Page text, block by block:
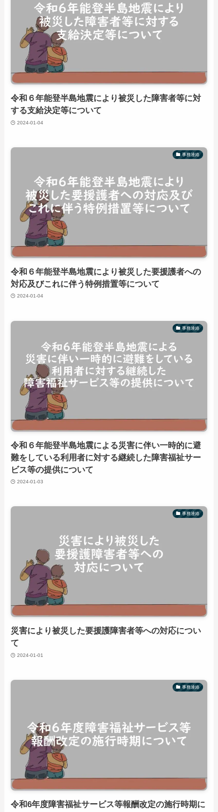
令和６年能登半島地震により被災した障害者等に対
する支給決定等について
2024-01-04
事務連絡
令和６年能登半島地震により被災した要援護者への
対応及びこれに伴う特例措置等について
2024-01-04
事務連絡
令和６年能登半島地震による災害に伴い一時的に避
難をしている利用者に対する継続した障害福祉サー
ビス等の提供について
2024-01-03
事務連絡
災害により被災した要援護障害者等への対応につい
て
2024-01-01
事務連絡
令和6年度障害福祉サービス等報酬改定の施行時期に